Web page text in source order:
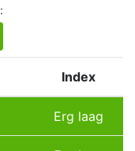
:
Index
Erg laag